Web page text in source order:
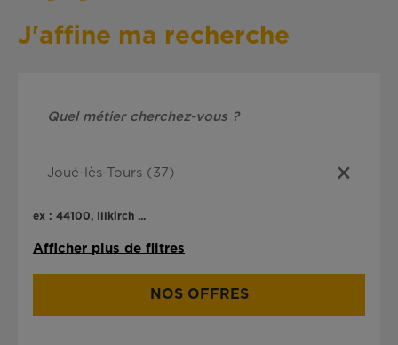
J'affine ma recherche
ex : 44100, Illkirch ...
Afficher plus de filtres
NOS OFFRES